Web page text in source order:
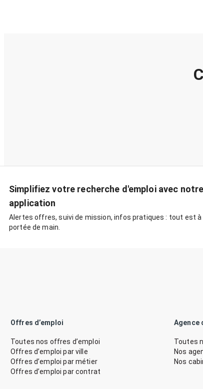
Simplifiez votre recherche d'emploi avec notre
application
Alertes offres, suivi de mission, infos pratiques : tout est à
portée de main.
Offres d’emploi
Toutes nos offres d’emploi
Offres d’emploi par ville
Offres d’emploi par métier
Offres d’emploi par contrat
Agence
Toutes
Nos
Nos